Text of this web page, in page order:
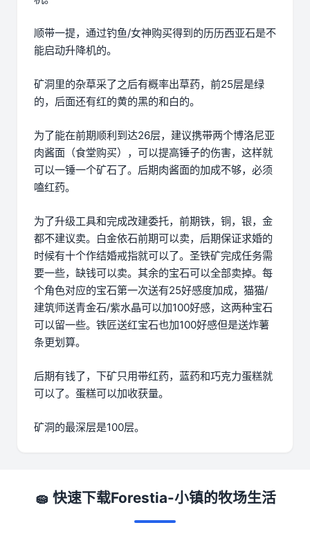
顺带一提，通过钓鱼/女神购买得到的历历西亚石是不
能启动升降机的。
矿洞里的杂草采了之后有概率出草药，前25层是绿
的，后面还有红的黄的黑的和白的。
为了能在前期顺利到达26层，建议携带两个博洛尼亚
肉酱面（食堂购买），可以提高锤子的伤害，这样就
可以一锤一个矿石了。后期肉酱面的加成不够，必须
嗑红药。
为了升级工具和完成改建委托，前期铁，铜，银，金
都不建议卖。白金依石前期可以卖，后期保证求婚的
时候有十个作结婚戒指就可以了。圣铁矿完成任务需
要一些，缺钱可以卖。其余的宝石可以全部卖掉。每
个角色对应的宝石第一次送有25好感度加成，猫猫/
建筑师送青金石/紫水晶可以加100好感，这两种宝石
可以留一些。铁匠送红宝石也加100好感但是送炸薯
条更划算。
后期有钱了，下矿只用带红药，蓝药和巧克力蛋糕就
可以了。蛋糕可以加收获量。
矿洞的最深层是100层。
🧽 快速下载Forestia-小镇的牧场生活